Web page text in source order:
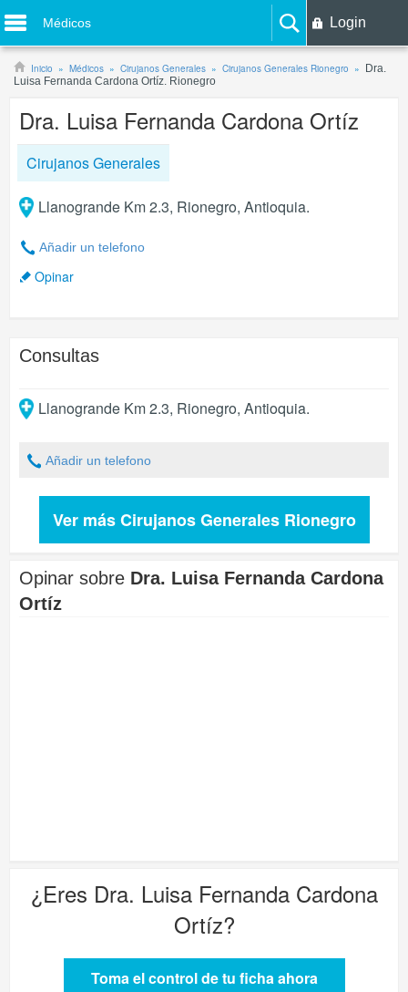
Médicos Login
Inicio Médicos Cirujanos Generales Cirujanos Generales Rionegro
Dra.
Luisa Fernanda Cardona Ortíz. Rionegro
Dra. Luisa Fernanda Cardona Ortíz
Cirujanos Generales
Llanogrande Km 2.3, Rionegro, Antioquia.
Añadir un telefono
Opinar
Consultas
Llanogrande Km 2.3, Rionegro, Antioquia.
Añadir un telefono
Ver más Cirujanos Generales Rionegro
Opinar sobre Dra. Luisa Fernanda Cardona
Ortíz
¿Eres Dra. Luisa Fernanda Cardona
Ortíz?
Toma el control de tu ficha ahora